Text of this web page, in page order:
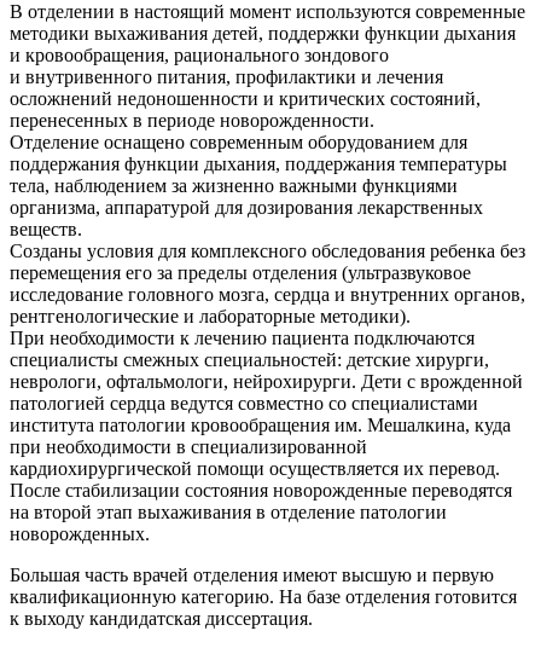
В отделении в настоящий момент используются современные
методики выхаживания детей, поддержки функции дыхания
и кровообращения, рационального зондового
и внутривенного питания, профилактики и лечения
осложнений недоношенности и критических состояний,
перенесенных в периоде новорожденности.
Отделение оснащено современным оборудованием для
поддержания функции дыхания, поддержания температуры
тела, наблюдением за жизненно важными функциями
организма, аппаратурой для дозирования лекарственных
веществ.
Созданы условия для комплексного обследования ребенка без
перемещения его за пределы отделения (ультразвуковое
исследование головного мозга, сердца и внутренних органов,
рентгенологические и лабораторные методики).
При необходимости к лечению пациента подключаются
специалисты смежных специальностей: детские хирурги,
неврологи, офтальмологи, нейрохирурги. Дети с врожденной
патологией сердца ведутся совместно со специалистами
института патологии кровообращения им. Мешалкина, куда
при необходимости в специализированной
кардиохирургической помощи осуществляется их перевод.
После стабилизации состояния новорожденные переводятся
на второй этап выхаживания в отделение патологии
новорожденных.
Большая часть врачей отделения имеют высшую и первую
квалификационную категорию. На базе отделения готовится
к выходу кандидатская диссертация.